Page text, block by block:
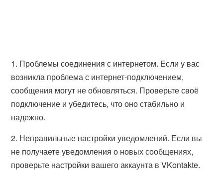
1. Проблемы соединения с интернетом. Если у вас
возникла проблема с интернет-подключением,
сообщения могут не обновляться. Проверьте своё
подключение и убедитесь, что оно стабильно и
надежно.
2. Неправильные настройки уведомлений. Если вы
не получаете уведомления о новых сообщениях,
проверьте настройки вашего аккаунта в VKontakte.